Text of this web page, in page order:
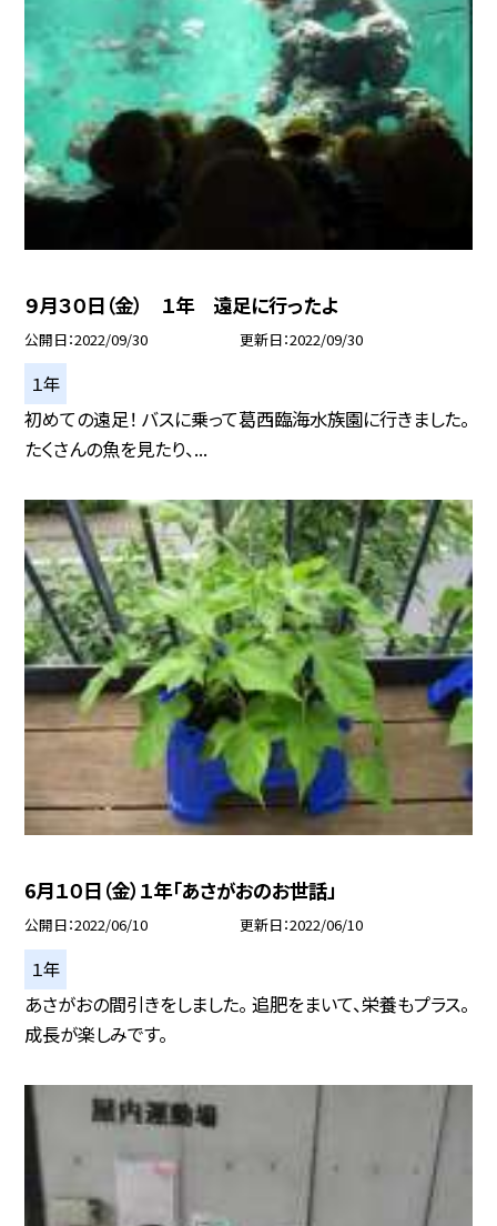
９月３０日（金） １年 遠足に行ったよ
公開日 2022/09/30 更新日 2022/09/30
１年
初めての遠足！ バスに乗って葛西臨海水族園に行きました。
たくさんの魚を見たり、...
6月１０日（金）１年「あさがおのお世話」
公開日 2022/06/10 更新日 2022/06/10
１年
あさがおの間引きをしました。 追肥をまいて、栄養もプラス。
成長が楽しみです。